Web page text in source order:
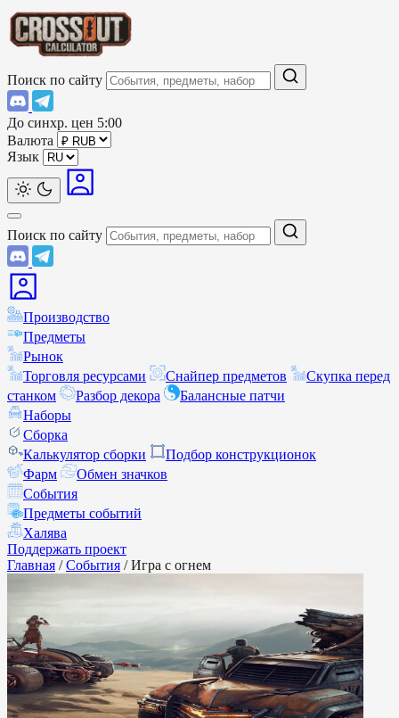
Поиск по сайту
До синхр. цен 5:00
Валюта
Язык
Поиск по сайту
Производство
Предметы
Рынок
Торговля ресурсами
Снайпер предметов
Скупка перед
станком
Разбор декора
Балансные патчи
Наборы
Сборка
Калькулятор сборки
Подбор конструкционок
Фарм
Обмен значков
События
Предметы событий
Халява
Поддержать проект
Главная / События / Игра с огнем